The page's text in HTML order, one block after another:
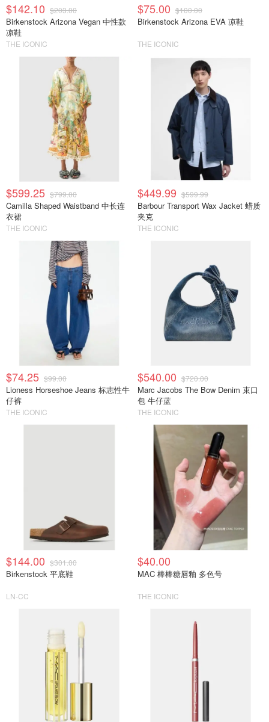
$142.10 $203.00
Birkenstock Arizona Vegan 中性款
凉鞋
THE ICONIC
$75.00 $100.00
Birkenstock Arizona EVA 凉鞋
THE ICONIC
$599.25 $799.00
Camilla Shaped Waistband 中长连
衣裙
THE ICONIC
$449.99 $599.99
Barbour Transport Wax Jacket 蜡质
夹克
THE ICONIC
$74.25 $99.00
Lioness Horseshoe Jeans 标志性牛
仔裤
THE ICONIC
$540.00 $720.00
Marc Jacobs The Bow Denim 束口
包 牛仔蓝
THE ICONIC
$144.00 $301.00
Birkenstock 平底鞋
LN-CC
$40.00
MAC 棒棒糖唇釉 多色号
THE ICONIC